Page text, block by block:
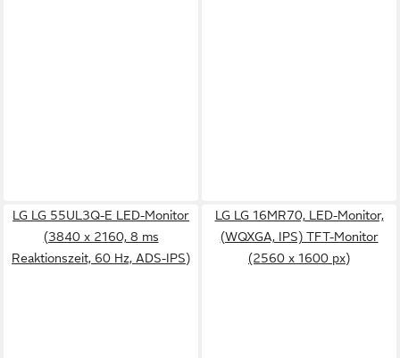
LG LG 55UL3Q-E LED-Monitor
(3840 x 2160, 8 ms
Reaktionszeit, 60 Hz, ADS-IPS)
LG LG 16MR70, LED-Monitor,
(WQXGA, IPS) TFT-Monitor
(2560 x 1600 px)